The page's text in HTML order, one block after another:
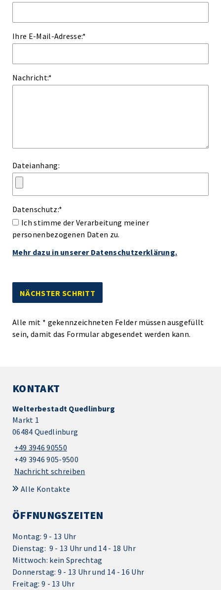
Ihre E-Mail-Adresse:*
Nachricht:*
Dateianhang:
Datenschutz:*
Ich stimme der Verarbeitung meiner
personenbezogenen Daten zu.
Mehr dazu in unserer Datenschutzerklärung.
Alle mit * gekennzeichneten Felder müssen ausgefüllt
sein, damit das Formular abgesendet werden kann.
KONTAKT
Welterbestadt Quedlinburg
Markt 1
06484 Quedlinburg
+49 3946 90550
+49 3946 905-9500
Nachricht schreiben
Alle Kontakte
ÖFFNUNGSZEITEN
Montag: 9 - 13 Uhr
Dienstag: 9 - 13 Uhr und 14 - 18 Uhr
Mittwoch: kein Sprechtag
Donnerstag: 9 - 13 Uhr und 14 - 16 Uhr
Freitag: 9 - 13 Uhr